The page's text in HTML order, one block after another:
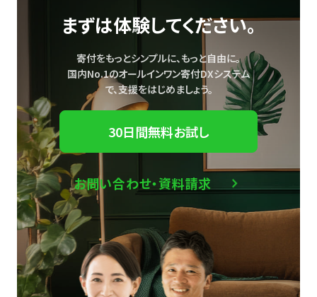
まずは体験してください。
寄付をもっとシンプルに、もっと自由に。
国内No.1のオールインワン寄付DXシステム
で、支援をはじめましょう。
30日間無料お試し
お問い合わせ・資料請求